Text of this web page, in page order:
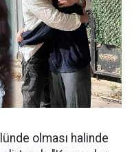
olması halinde